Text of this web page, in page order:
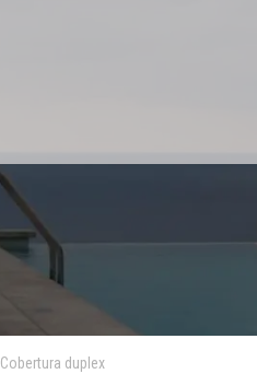
Cobertura duplex